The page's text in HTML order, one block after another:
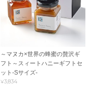
～マヌカ×世界の蜂蜜の贅沢ギ
フト～スィートハニーギフトセ
ット-Sサイズ-
¥3,834